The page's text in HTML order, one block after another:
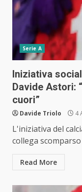
Serie A
Iniziativa
Davide Astori:
cuori”
Davide Triolo 4
L'iniziativa del
collega scomparso
Read More